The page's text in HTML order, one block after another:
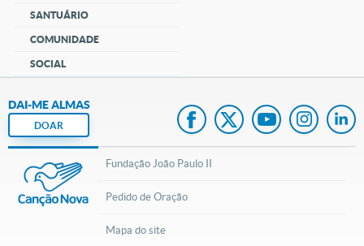
SANTUÁRIO
COMUNIDADE
SOCIAL
DAI-ME ALMAS
DOAR
Fundação João Paulo II
Pedido de Oração
Mapa do site